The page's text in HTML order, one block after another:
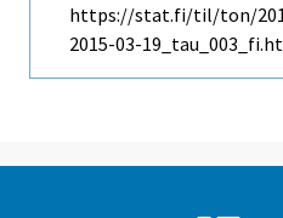
https://stat.fi/til/ton/
2015-03-